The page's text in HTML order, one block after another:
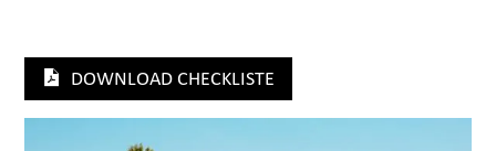
DOWNLOAD CHECKLISTE